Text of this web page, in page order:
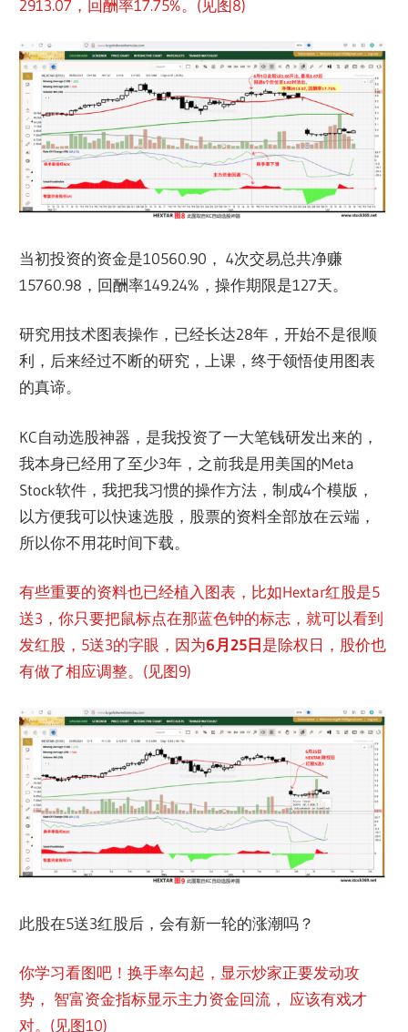
2913.07，回酬率17.75%。(见图8)
当初投资的资金是10560.90， 4次交易总共净赚
15760.98，回酬率149.24%，操作期限是127天。
研究用技术图表操作，已经长达28年，开始不是很顺
利，后来经过不断的研究，上课，终于领悟使用图表
的真谛。
KC自动选股神器，是我投资了一大笔钱研发出来的，
我本身已经用了至少3年，之前我是用美国的Meta
Stock软件，我把我习惯的操作方法，制成4个模版，
以方便我可以快速选股，股票的资料全部放在云端，
所以你不用花时间下载。
有些重要的资料也已经植入图表，比如Hextar红股是5
送3，你只要把鼠标点在那蓝色钟的标志，就可以看到
发红股，5送3的字眼，因为6月25日是除权日，股价也
有做了相应调整。(见图9)
此股在5送3红股后，会有新一轮的涨潮吗？
你学习看图吧！换手率勾起，显示炒家正要发动攻
势， 智富资金指标显示主力资金回流， 应该有戏才
对。(见图10)